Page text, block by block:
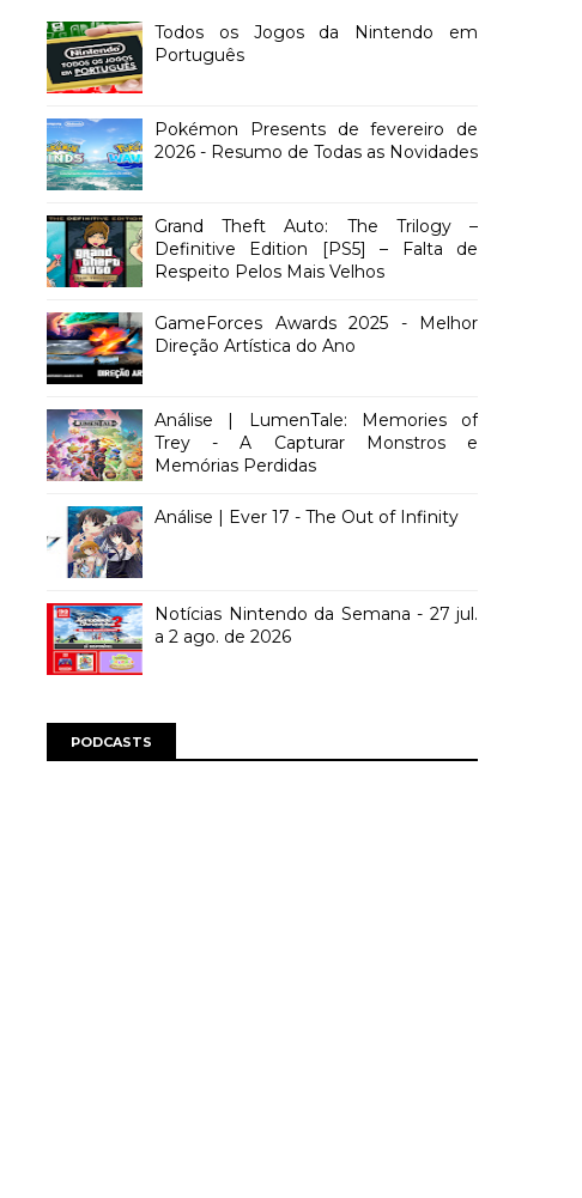
Todos os Jogos da Nintendo em
Português
Pokémon Presents de fevereiro de
2026 - Resumo de Todas as Novidades
Grand Theft Auto: The Trilogy –
Definitive Edition [PS5] – Falta de
Respeito Pelos Mais Velhos
GameForces Awards 2025 - Melhor
Direção Artística do Ano
Análise | LumenTale: Memories of
Trey - A Capturar Monstros e
Memórias Perdidas
Análise | Ever 17 - The Out of Infinity
Notícias Nintendo da Semana - 27 jul.
a 2 ago. de 2026
PODCASTS